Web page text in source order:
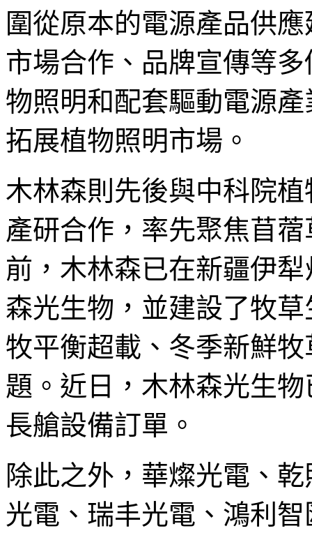
圍從原本的電源產品供
市場合作、品牌宣傳等
物照明和配套驅動電源
拓展植物照明市場。
木林森則先後與中科院
產研合作，率先聚焦苜
前，木林森已在新疆伊
森光生物，並建設了牧
牧平衡超載、冬季新鮮
題。近日，木林森光生
長艙設備訂單。
除此之外，華燦光電、
光電、瑞丰光電、鴻利